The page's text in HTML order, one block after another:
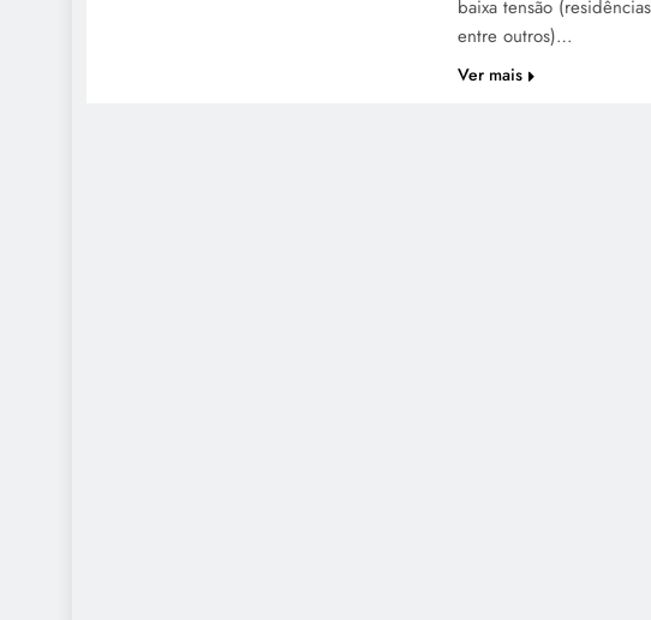
baixa tensão
entre outros)…
Ver mais